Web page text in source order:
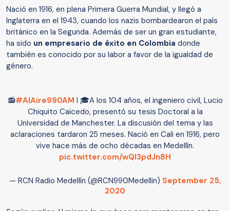
Nació en 1916, en plena Primera Guerra Mundial, y llegó a
Inglaterra en el 1943, cuando los nazis bombardearon el país
británico en la Segunda. Además de ser un gran estudiante,
ha sido un empresario de éxito en Colombia donde
también es conocido por su labor a favor de la igualdad de
género.
📻#AlAire990AM I 🎓A los 104 años, el ingeniero civil, Lucio
Chiquito Caicedo, presentó su tesis Doctoral a la
Universidad de Manchester. La discusión del tema y las
aclaraciones tardaron 25 meses. Nació en Cali en 1916, pero
vive hace más de ocho décadas en Medellín.
pic.twitter.com/wQl3pdJn8H
— RCN Radio Medellín (@RCN990Medellin) September 25,
2020